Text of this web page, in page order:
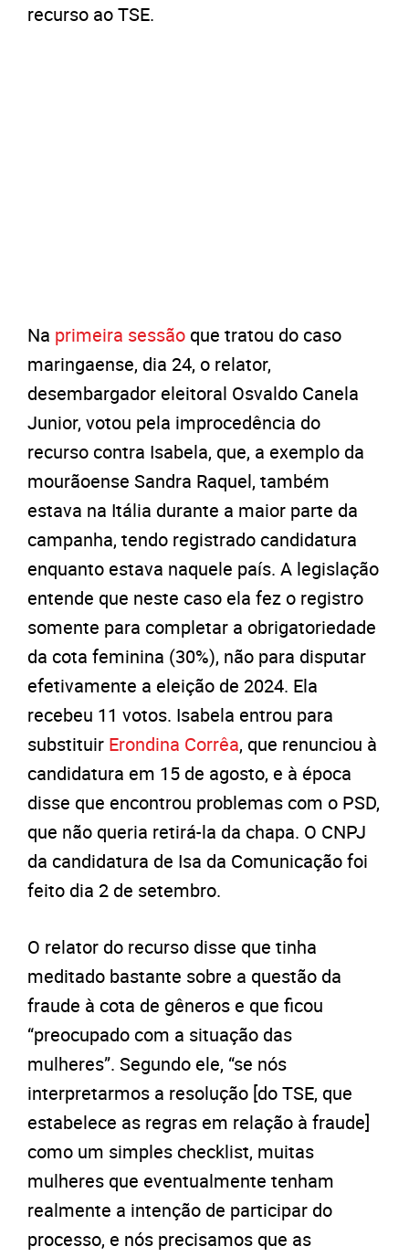
recurso ao TSE.
Na primeira sessão que tratou do caso
maringaense, dia 24, o relator,
desembargador eleitoral Osvaldo Canela
Junior, votou pela improcedência do
recurso contra Isabela, que, a exemplo da
mourãoense Sandra Raquel, também
estava na Itália durante a maior parte da
campanha, tendo registrado candidatura
enquanto estava naquele país. A legislação
entende que neste caso ela fez o registro
somente para completar a obrigatoriedade
da cota feminina (30%), não para disputar
efetivamente a eleição de 2024. Ela
recebeu 11 votos. Isabela entrou para
substituir Erondina Corrêa, que renunciou à
candidatura em 15 de agosto, e à época
disse que encontrou problemas com o PSD,
que não queria retirá-la da chapa. O CNPJ
da candidatura de Isa da Comunicação foi
feito dia 2 de setembro.
O relator do recurso disse que tinha
meditado bastante sobre a questão da
fraude à cota de gêneros e que ficou
“preocupado com a situação das
mulheres”. Segundo ele, “se nós
interpretarmos a resolução [do TSE, que
estabelece as regras em relação à fraude]
como um simples checklist, muitas
mulheres que eventualmente tenham
realmente a intenção de participar do
processo, e nós precisamos que as